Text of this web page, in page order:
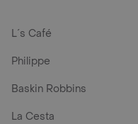
L´s Café
Philippe
Baskin Robbins
La Cesta